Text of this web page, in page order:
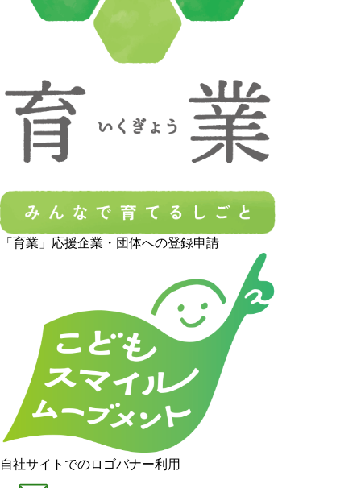
「育業」応援企業・団体への登録申請
自社サイトでのロゴバナー利用